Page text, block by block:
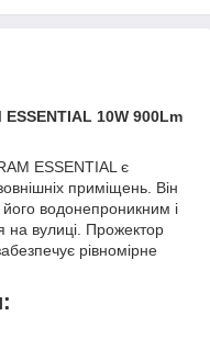
10W 900Lm
ESSENTIAL є
приміщень. Він
водонепроникним і
на вулиці. Прожектор
рівномірне